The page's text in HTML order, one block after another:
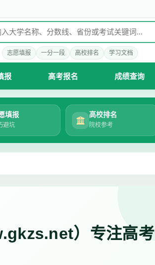
志愿填报 一分一段 高校排名 学习文档
报 高考报名 成绩查询
填报
避坑
高校排名
院校参考
）专注高考